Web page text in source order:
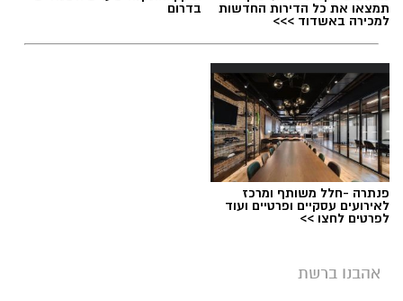
עו"ד ירום הלוי חושף את מאחורי הקלעים של
זיכוי זדורוב
מלחמת חייו על הצדק: עו"ד ירום הלוי חושף את
מאחורי הקלעים של זיכוי זדורוב. כיום הוא מייצג
את אילנה ראדה בערר נגד סגירת התיק מול א"ק.
תמצאו את כל הדירות החדשות
למכירה באשדוד >>>
בדרום
פנתרה -חלל משותף ומרכז
לאירועים עסקיים ופרטיים ועוד
לפרטים לחצו >>
אהבנו ברשת